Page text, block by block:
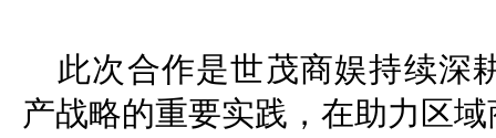
此次合作是世茂商娱持续深
产战略的重要实践，在助力区